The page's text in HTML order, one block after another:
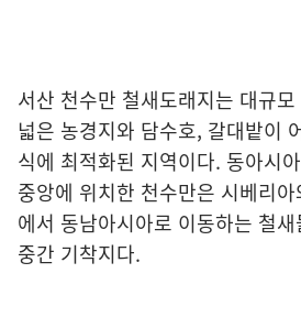
서산 천수만 철새도래지는 대규
넓은 농경지와 담수호, 갈대밭이
식에 최적화된 지역이다. 동아시
중앙에 위치한 천수만은 시베리
에서 동남아시아로 이동하는 철
중간 기착지다.